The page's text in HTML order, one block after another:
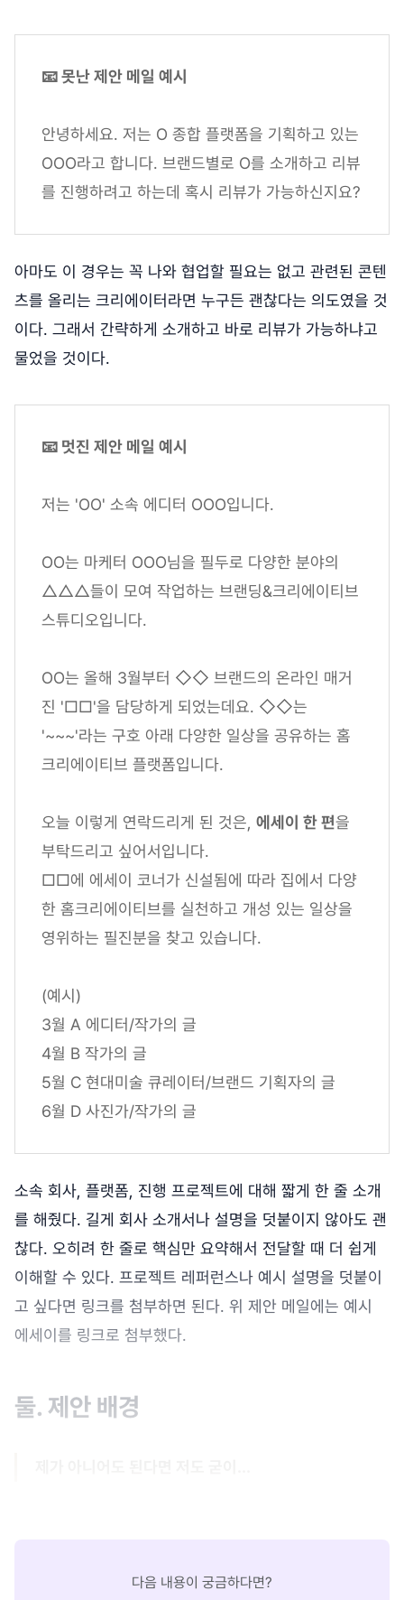
📧 못난 제안 메일 예시
안녕하세요. 저는 O 종합 플랫폼을 기획하고 있는
OOO라고 합니다. 브랜드별로 O를 소개하고 리뷰
를 진행하려고 하는데 혹시 리뷰가 가능하신지요?
아마도 이 경우는 꼭 나와 협업할 필요는 없고 관련된 콘텐
츠를 올리는 크리에이터라면 누구든 괜찮다는 의도였을 것
이다. 그래서 간략하게 소개하고 바로 리뷰가 가능하냐고
물었을 것이다.
📧 멋진 제안 메일 예시
저는 'OO' 소속 에디터 OOO입니다.
OO는 마케터 OOO님을 필두로 다양한 분야의
△△△들이 모여 작업하는 브랜딩&크리에이티브
스튜디오입니다.
OO는 올해 3월부터 ◇◇ 브랜드의 온라인 매거
진 '□□'을 담당하게 되었는데요. ◇◇는
'~~~'라는 구호 아래 다양한 일상을 공유하는 홈
크리에이티브 플랫폼입니다.
오늘 이렇게 연락드리게 된 것은, 에세이 한 편을
부탁드리고 싶어서입니다.
□□에 에세이 코너가 신설됨에 따라 집에서 다양
한 홈크리에이티브를 실천하고 개성 있는 일상을
영위하는 필진분을 찾고 있습니다.
(예시)
3월 A 에디터/작가의 글
4월 B 작가의 글
5월 C 현대미술 큐레이터/브랜드 기획자의 글
6월 D 사진가/작가의 글
소속 회사, 플랫폼, 진행 프로젝트에 대해 짧게 한 줄 소개
를 해줬다. 길게 회사 소개서나 설명을 덧붙이지 않아도 괜
찮다. 오히려 한 줄로 핵심만 요약해서 전달할 때 더 쉽게
이해할 수 있다. 프로젝트 레퍼런스나 예시 설명을 덧붙이
고 싶다면 링크를 첨부하면 된다. 위 제안 메일에는 예시
에세이를 링크로 첨부했다.
둘. 제안 배경
다음 내용이 궁금하다면?